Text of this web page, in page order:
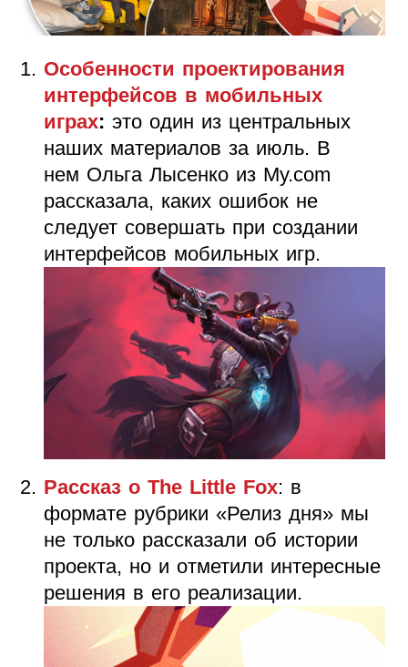
Особенности проектирования
интерфейсов в мобильных
играх: это один из центральных
наших материалов за июль. В
нем Ольга Лысенко из My.com
рассказала, каких ошибок не
следует совершать при создании
интерфейсов мобильных игр.
Рассказ о The Little Fox: в
формате рубрики «Релиз дня» мы
не только рассказали об истории
проекта, но и отметили интересные
решения в его реализации.